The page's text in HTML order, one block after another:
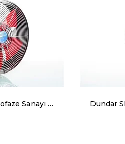
Dündar SM 25.2E Monofaze Sanayi Tipi Aksiyal Aspiratör 2300 m³ 2450 RPM